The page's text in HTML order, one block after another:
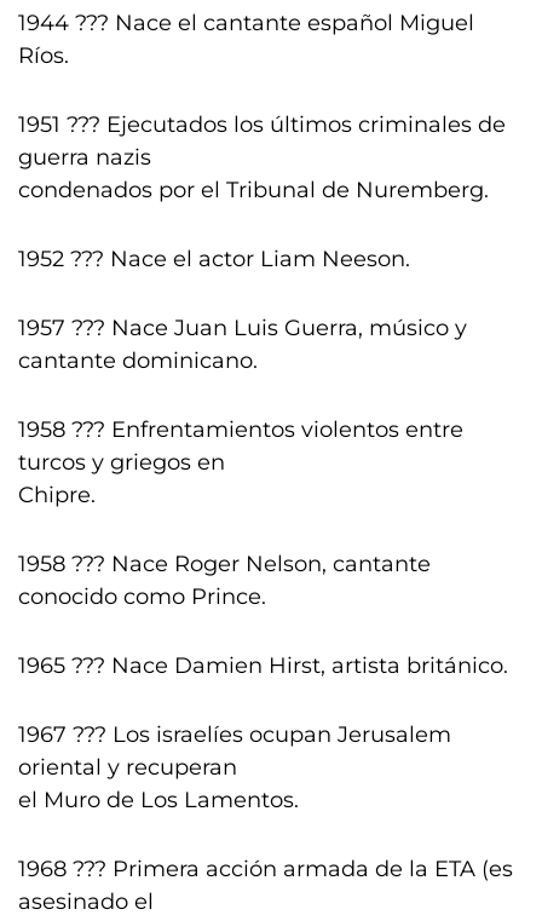
1944 ??? Nace el cantante español Miguel
Ríos.
1951 ??? Ejecutados los últimos criminales de
guerra nazis
condenados por el Tribunal de Nuremberg.
1952 ??? Nace el actor Liam Neeson.
1957 ??? Nace Juan Luis Guerra, músico y
cantante dominicano.
1958 ??? Enfrentamientos violentos entre
turcos y griegos en
Chipre.
1958 ??? Nace Roger Nelson, cantante
conocido como Prince.
1965 ??? Nace Damien Hirst, artista británico.
1967 ??? Los israelíes ocupan Jerusalem
oriental y recuperan
el Muro de Los Lamentos.
1968 ??? Primera acción armada de la ETA (es
asesinado el